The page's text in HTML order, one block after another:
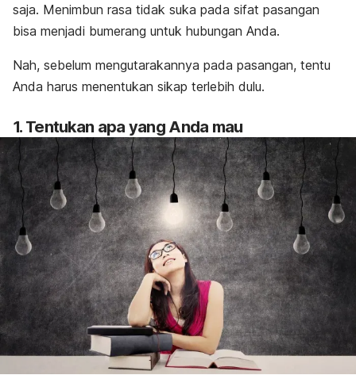
saja. Menimbun rasa tidak suka pada sifat pasangan
bisa menjadi bumerang untuk hubungan Anda.
Nah, sebelum mengutarakannya pada pasangan, tentu
Anda harus menentukan sikap terlebih dulu.
1. Tentukan apa yang Anda mau